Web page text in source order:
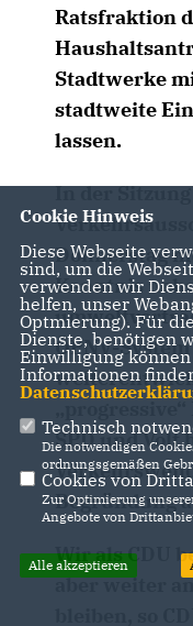
Ratsfraktion
Stadtwerke
stadtweite
lassen.
In der Sitzung
Donnerstag
Kenntnis
ÖPNV-
progressive“
SPD und Volt
Begründung
Wir als CDU
aber weiter
Cookie Hinweis
Diese Webseite
sind, um die
verwenden wir
helfen, unser
Optmierung). Für
Dienste, benötigen
Einwilligung
Informationen
Technisch
Die notwendigen
ordnungsgemäßen
Cookies von
Zur Optimierung
Angebote von
Alle akzeptieren